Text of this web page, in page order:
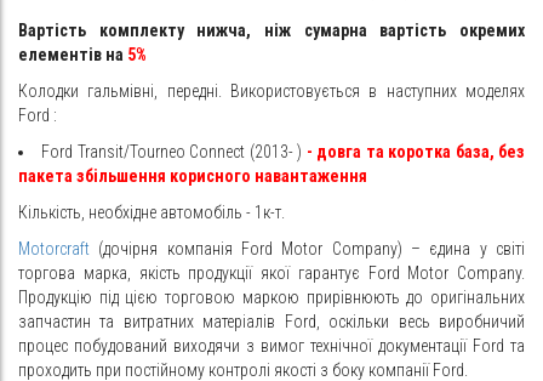
Вартість комплекту нижча, ніж сумарна вартість окремих
елементів на 5%
Колодки гальмівні, передні. Використовується в наступних моделях
Ford :
Ford Transit/Tourneo Connect (2013- ) - довга та коротка база, без
пакета збільшення корисного навантаження
Кількість, необхідне автомобіль - 1к-т.
Motorcraft (дочірня компанія Ford Motor Company) – єдина у світі
торгова марка, якість продукції якої гарантує Ford Motor Company.
Продукцію під цією торговою маркою прирівнюють до оригінальних
запчастин та витратних матеріалів Ford, оскільки весь виробничий
процес побудований виходячи з вимог технічної документації Ford та
проходить при постійному контролі якості з боку компанії Ford.